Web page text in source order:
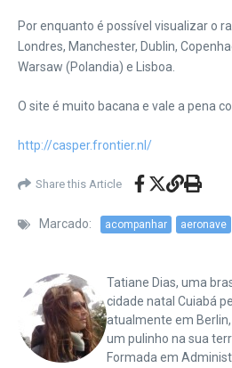
Por enquanto é possível visualizar o
Londres, Manchester, Dublin,
Warsaw (Polandia) e Lisboa.
O site é muito bacana e vale a pena
http://casper.frontier.nl/
Share this Article
Marcado: acompanhar aeronave
Tatiane Dias, uma
cidade natal Cuiabá
atualmente em
um pulinho na sua
Formada em